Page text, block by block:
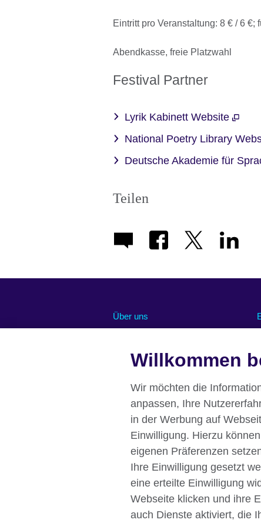
Eintritt pro Veranstaltung: 8 € / 6 €;
Abendkasse, freie Platzwahl
Festival Partner
Lyrik Kabinett Website
National Poetry Library
Deutsche Akademie für
Teilen
Über uns
Chancengleichheit und Inklusion
Unsere grüne Agenda
Stellenangebote
Pressemitteilungen
Eine Nachricht von unserer British
Council Direktorin Deutschland
Affiliate marketing
British Council global
Impressum
Willkommen
Wir möchten die
anpassen, Ihre
in der Werbung auf
Einwilligung. Hierzu
eigenen Präferenzen
Ihre Einwilligung gesetzt
eine erteilte Einwilligung
Webseite klicken und ihre
auch Dienste aktiviert, die